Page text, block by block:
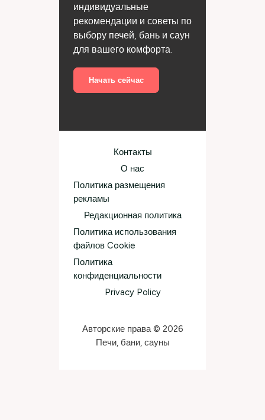
индивидуальные
рекомендации и советы по
выбору печей, бань и саун
для вашего комфорта.
Начать сейчас
Контакты
О нас
Политика размещения
рекламы
Редакционная политика
Политика использования
файлов Cookie
Политика
конфиденциальности
Privacy Policy
Авторские права © 2026
Печи, бани, сауны